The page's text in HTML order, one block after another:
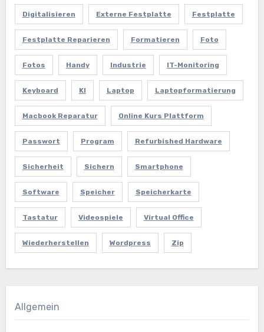
Digitalisieren Externe Festplatte Festplatte
Festplatte Reparieren Formatieren Foto
Fotos Handy Industrie IT-Monitoring
Keyboard KI Laptop Laptopformatierung
Macbook Reparatur Online Kurs Plattform
Passwort Program Refurbished Hardware
Sicherheit Sichern Smartphone
Software Speicher Speicherkarte
Tastatur Videospiele Virtual Office
Wiederherstellen Wordpress Zip
Allgemein